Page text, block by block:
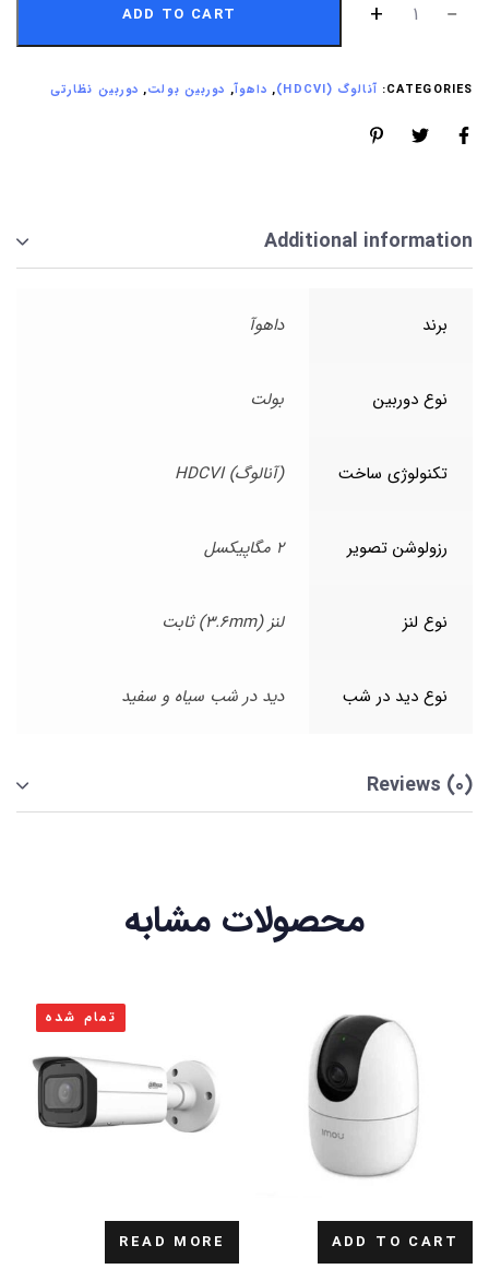
ADD TO CART
CATEGORIES: آنالوگ (HDCVI) , داهوآ, دوربین بولت, دوربین نظارتی
Additional information
برند داهوآ
نوع دوربین بولت
تکنولوژی ساخت (آنالوگ) HDCVI
رزولوشن تصویر 2 مگاپیکسل
نوع لنز لنز (3.6mm) ثابت
نوع دید در شب دید در شب سیاه و سفید
Reviews (0)
محصولات مشابه
ADD TO CART
تمام شده
READ MORE